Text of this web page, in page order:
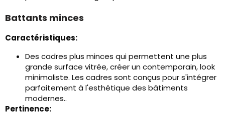
Battants minces
Caractéristiques:
Des cadres plus minces qui permettent une plus
grande surface vitrée, créer un contemporain, look
minimaliste. Les cadres sont conçus pour s'intégrer
parfaitement à l'esthétique des bâtiments
modernes..
Pertinence: